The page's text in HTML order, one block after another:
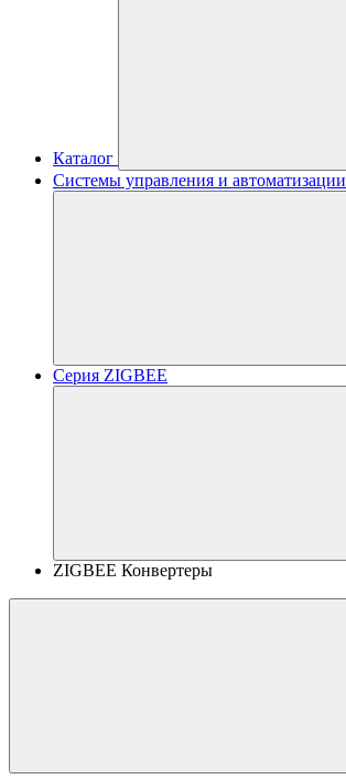
Каталог
Системы управления и автоматизации
Серия ZIGBEE
ZIGBEE Конвертеры